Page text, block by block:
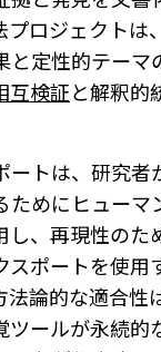
プロジェクトは
と定性的テーマ
互検証と解釈的
ートは、研究者
ためにヒューマ
し、再現性のた
スポートを使用
法論的な適合性
ツールが永続的